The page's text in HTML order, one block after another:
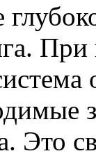
При
Это